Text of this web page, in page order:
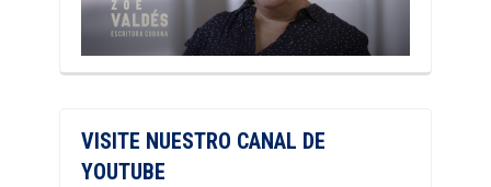
VISITE NUESTRO CANAL DE
YOUTUBE